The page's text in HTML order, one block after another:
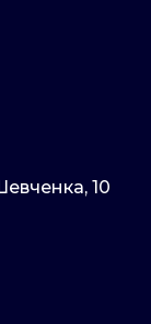
10